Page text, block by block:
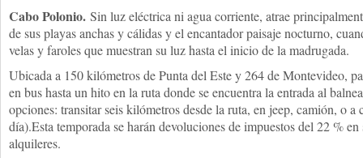
Cabo Polonio. Sin luz eléctrica ni agua corriente, atrae
de sus playas anchas y cálidas y el encantador paisaje nocturno,
velas y faroles que muestran su luz hasta el inicio de la madrugada.
Ubicada a 150 kilómetros de Punta del Este y 264 de Montevideo,
en bus hasta un hito en la ruta donde se encuentra la entrada al
opciones: transitar seis kilómetros desde la ruta, en jeep, camión, o
día).Esta temporada se harán devoluciones de impuestos del 22 %
alquileres.